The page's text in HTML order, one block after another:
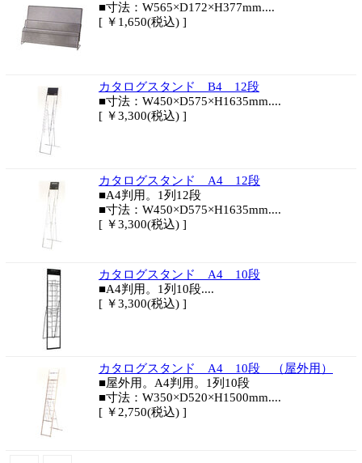
■寸法：W565×D172×H377mm....
[ ￥1,650(税込) ]
カタログスタンド B4 12段
■寸法：W450×D575×H1635mm....
[ ￥3,300(税込) ]
カタログスタンド A4 12段
■A4判用。1列12段
■寸法：W450×D575×H1635mm....
[ ￥3,300(税込) ]
カタログスタンド A4 10段
■A4判用。1列10段....
[ ￥3,300(税込) ]
カタログスタンド A4 10段 （屋外用）
■屋外用。A4判用。1列10段
■寸法：W350×D520×H1500mm....
[ ￥2,750(税込) ]